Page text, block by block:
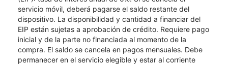
servicio móvil, deberá pagarse el saldo restante del
dispositivo. La disponibilidad y cantidad a financiar del
EIP están sujetas a aprobación de crédito. Requiere pago
inicial y de la parte no financiada al momento de la
compra. El saldo se cancela en pagos mensuales. Debe
permanecer en el servicio elegible y estar al corriente